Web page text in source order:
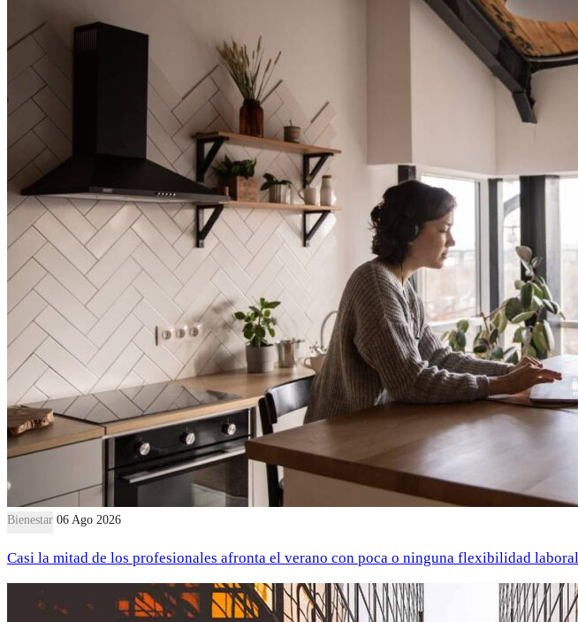
Bienestar 06 Ago 2026
Casi la mitad de los profesionales afronta el verano con poca o ninguna flexibilidad laboral